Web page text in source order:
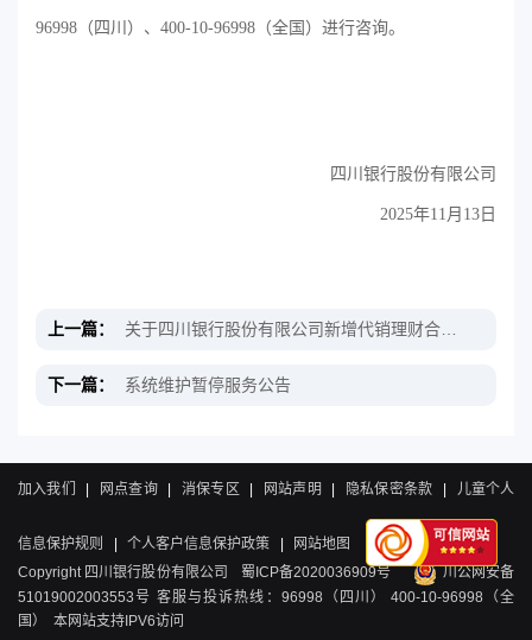
96998（四川）、400-10-96998（全国）进行咨询。
四川银行股份有限公司
2025年11月 13 日
上一篇： 关于四川银行股份有限公司新增代销理财合作机构的公告
下一篇： 系统维护暂停服务公告
加入我们 | 网点查询 | 消保专区 | 网站声明 | 隐私保密条款 | 儿童个人
信息保护规则 | 个人客户信息保护政策 |
网站地图
Copyright 四川银行股份有限公司
蜀ICP备2020036909号
川公网安备
51019002003553号 客服与投诉热线：96998（四川） 400-10-96998（全
国） 本网站支持IPV6访问